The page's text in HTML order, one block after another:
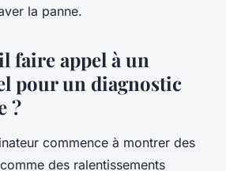
la panne.
faire appel à un
pour un diagnostic
?
commence à montrer des
des ralentissements